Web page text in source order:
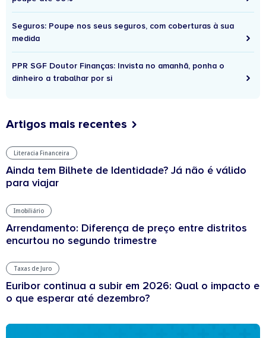
Seguros: Poupe nos seus seguros, com coberturas à sua
medida
PPR SGF Doutor Finanças: Invista no amanhã, ponha o
dinheiro a trabalhar por si
Artigos mais recentes
Literacia Financeira
Ainda tem Bilhete de Identidade? Já não é válido
para viajar
Imobiliário
Arrendamento: Diferença de preço entre distritos
encurtou no segundo trimestre
Taxas de Juro
Euribor continua a subir em 2026: Qual o impacto e
o que esperar até dezembro?